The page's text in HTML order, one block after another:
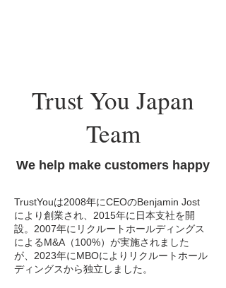
Trust You Japan
Team
We help make customers happy
TrustYouは2008年にCEOのBenjamin Jost
により創業され、2015年に日本支社を開
設。2007年にリクルートホールディングス
によるM&A（100%）が実施されました
が、2023年にMBOによりリクルートホール
ディングスから独立しました。